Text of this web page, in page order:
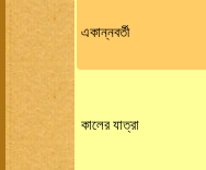
একান্নবর্তী
কালের যাত্রা